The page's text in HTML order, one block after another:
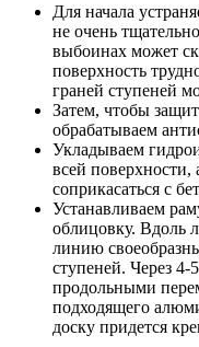
Для начала
не очень
выбоинах может
поверхность
граней ступеней
Затем, чтобы
обрабатываем
Укладываем
всей поверхности,
соприкасаться с
Устанавливаем
облицовку. Вдоль
линию
ступеней. Через 4-
продольными
подходящего
доску придется